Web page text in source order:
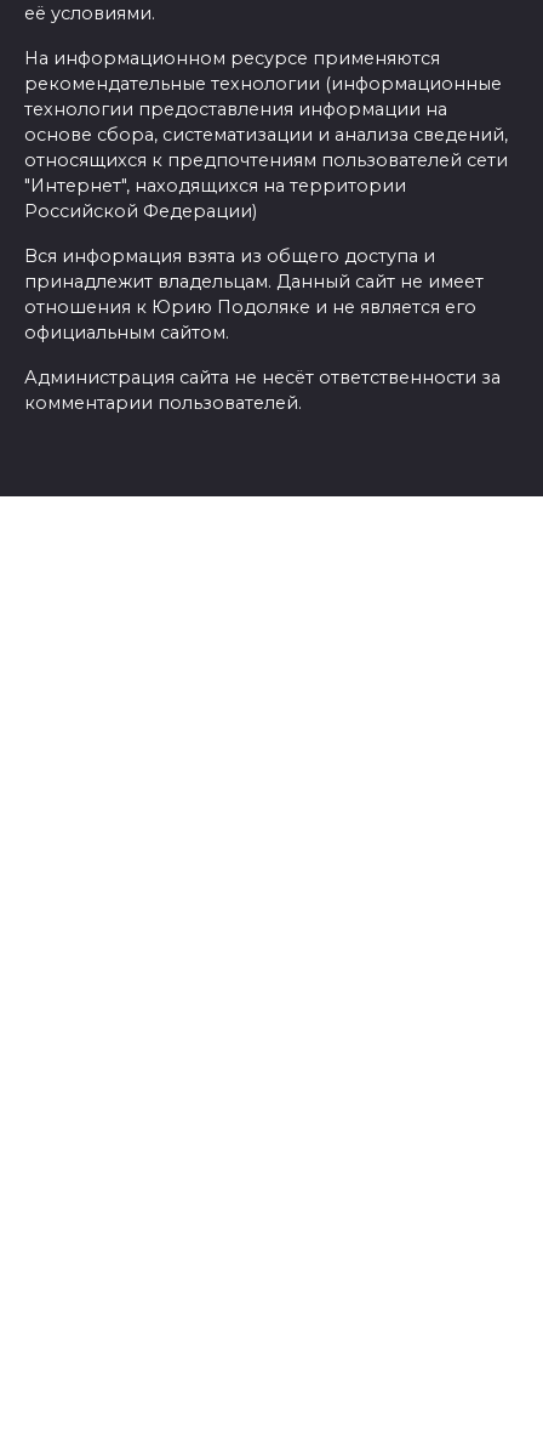
её условиями.
На информационном ресурсе применяются
рекомендательные технологии (информационные
технологии предоставления информации на
основе сбора, систематизации и анализа сведений,
относящихся к предпочтениям пользователей сети
"Интернет", находящихся на территории
Российской Федерации)
Вся информация взята из общего доступа и
принадлежит владельцам. Данный сайт не имеет
отношения к Юрию Подоляке и не является его
официальным сайтом.
Администрация сайта не несёт ответственности за
комментарии пользователей.